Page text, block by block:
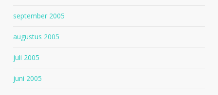
september 2005
augustus 2005
juli 2005
juni 2005